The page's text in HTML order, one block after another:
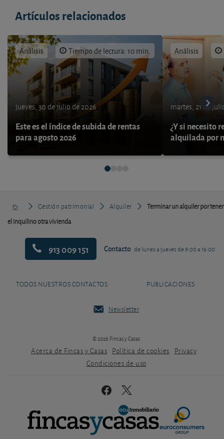
Artículos relacionados
Análisis Tiempo de lectura: 10 min.
jueves, 30 de julio de 2026
Este es el índice de subida de rentas
para agosto 2026
Análisis
martes, 21 de
¿Y si necesito
alquilada por
Gestión patrimonial Alquiler
Terminar un alquiler por tener
el inquilino otra vivienda
913 009 151 Contacto de lunes a jueves de 9:00 a 16:00
TODOS NUESTROS CONTACTOS PUBLICACIONES
Newsletter
© 2026 Fincas y Casas
Acerca de Fincas y Casas Política de cookies
Privacy
Condiciones de uso